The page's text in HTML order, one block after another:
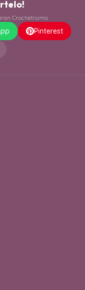
Crochetísimo
Pinterest